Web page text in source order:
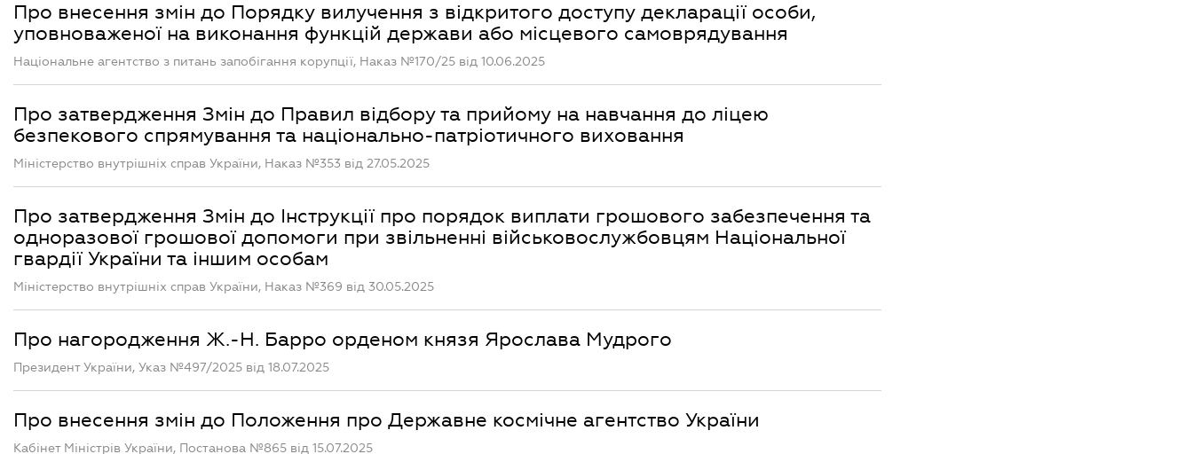
Про внесення змін до Порядку вилучення з відкритого доступу декларації особи,
уповноваженої на виконання функцій держави або місцевого самоврядування
Національне агентство з питань запобігання корупції, Наказ №170/25 від 10.06.2025
Про затвердження Змін до Правил відбору та прийому на навчання до ліцею
безпекового спрямування та національно-патріотичного виховання
Міністерство внутрішніх справ України, Наказ №353 від 27.05.2025
Про затвердження Змін до Інструкції про порядок виплати грошового забезпечення та
одноразової грошової допомоги при звільненні військовослужбовцям Національної
гвардії України та іншим особам
Міністерство внутрішніх справ України, Наказ №369 від 30.05.2025
Про нагородження Ж.-Н. Барро орденом князя Ярослава Мудрого
Президент України, Указ №497/2025 від 18.07.2025
Про внесення змін до Положення про Державне космічне агентство України
Кабінет Міністрів України, Постанова №865 від 15.07.2025